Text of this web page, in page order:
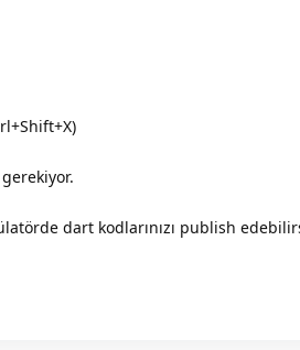
dart kodlarınızı publish